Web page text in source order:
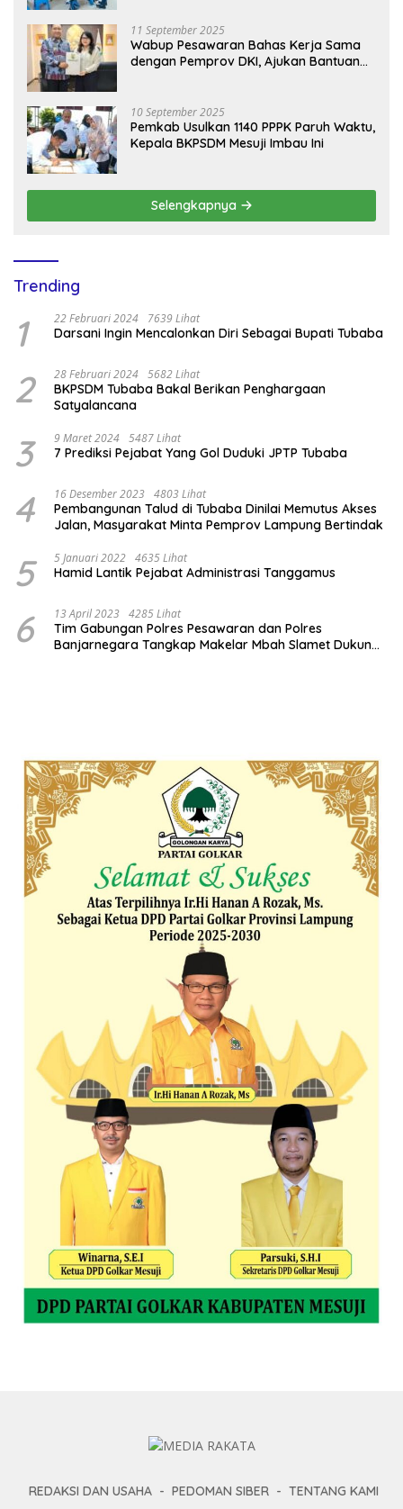
11 September 2025
Wabup Pesawaran Bahas Kerja Sama
dengan Pemprov DKI, Ajukan Bantuan
10 September 2025
Pemkab Usulkan 1140 PPPK Paruh Waktu,
Kepala BKPSDM Mesuji Imbau Ini
Selengkapnya
Trending
1 22 Februari 2024 7639 Lihat
Darsani Ingin Mencalonkan Diri Sebagai Bupati Tubaba
2 28 Februari 2024 5682 Lihat
BKPSDM Tubaba Bakal Berikan Penghargaan
Satyalancana
3 9 Maret 2024 5487 Lihat
7 Prediksi Pejabat Yang Gol Duduki JPTP Tubaba
4 16 Desember 2023 4803 Lihat
Pembangunan Talud di Tubaba Dinilai Memutus Akses
Jalan, Masyarakat Minta Pemprov Lampung Bertindak
5 5 Januari 2022 4635 Lihat
Hamid Lantik Pejabat Administrasi Tanggamus
6 13 April 2023 4285 Lihat
Tim Gabungan Polres Pesawaran dan Polres
Banjarnegara Tangkap Makelar Mbah Slamet Dukun
REDAKSI DAN USAHA PEDOMAN SIBER
TENTANG KAMI